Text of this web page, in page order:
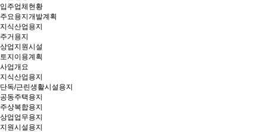
입주업체현황
주요용지개발계획
지식산업용지
주거용지
상업지원시설
토지이용계획
사업개요
지식산업용지
단독/근린생활시설용지
공동주택용지
주상복합용지
상업업무용지
지원시설용지